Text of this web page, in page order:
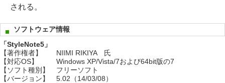
される。
ソフトウェア情報
「StyleNote5」
【著作権者】
NIIMI RIKIYA 氏
【対応OS】
Windows XP/Vista/7および64bit版の7
【ソフト種別】
フリーソフト
【バージョン】
5.02（14/03/08）